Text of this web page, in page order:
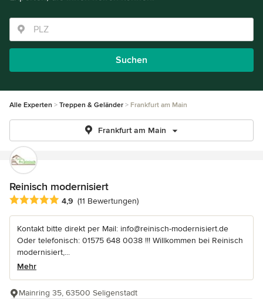
Suchen
Alle Experten Treppen & Geländer Frankfurt am Main
Frankfurt am Main
Reinisch modernisiert
Durchschnittliche Bewertung: 4.9 von 5 Sternen
4,9 (11 Bewertungen)
Kontakt bitte direkt per Mail: info@reinisch-modernisiert.de
Oder telefonisch: 01575 648 0038 !!! Willkommen bei Reinisch
modernisiert,...
Mehr
Mainring 35, 63500 Seligenstadt